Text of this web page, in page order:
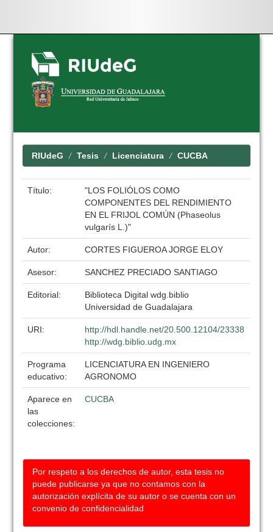
Skip
navigation
RIUdeG Tesis Licenciatura CUCBA
Título:
"LOS FOLIÓLOS COMO
COMPONENTES DEL RENDIMIENTO
EN EL FRIJOL COMÚN (Phaseolus
vulgarís L.)"
Autor: CORTES FIGUEROA JORGE ELOY
Asesor: SANCHEZ PRECIADO SANTIAGO
Editorial:
Biblioteca Digital wdg.biblio
Universidad de Guadalajara
URI:
http://hdl.handle.net/20.500.12104/23338
http://wdg.biblio.udg.mx
Programa
educativo:
LICENCIATURA EN INGENIERO
AGRONOMO
Aparece en
las
colecciones:
CUCBA
Por respeto a los derechos de autor, esta tesis no
puede publicarse ya que no contamos con la
autorización explícita de su autor o se cuenta con un
convenio de confidencialidad